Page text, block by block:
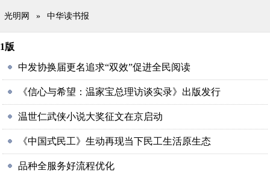
光明网 » 中华读书报
1版
中发协换届更名追求“双效”促进全民阅读
《信心与希望：温家宝总理访谈实录》出版发行
温世仁武侠小说大奖征文在京启动
《中国式民工》生动再现当下民工生活原生态
品种全服务好流程优化